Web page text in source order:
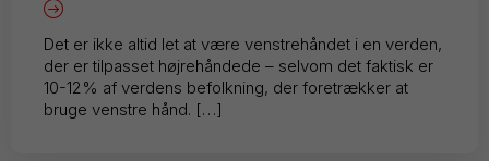
Det er ikke altid let at være venstrehåndet i en verden,
der er tilpasset højrehåndede – selvom det faktisk er
10-12% af verdens befolkning, der foretrækker at
bruge venstre hånd. […]